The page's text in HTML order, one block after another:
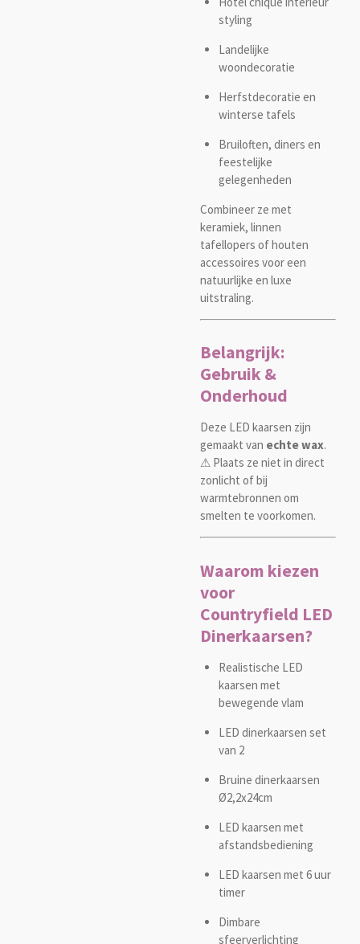
styling
Landelijke
woondecoratie
Herfstdecoratie en
winterse tafels
Bruiloften, diners en
feestelijke
gelegenheden
Combineer ze met
keramiek, linnen
tafellopers of houten
accessoires voor een
natuurlijke en luxe
uitstraling.
Belangrijk:
Gebruik &
Onderhoud
Deze LED kaarsen zijn
gemaakt van echte wax.
⚠ Plaats ze niet in direct
zonlicht of bij
warmtebronnen om
smelten te voorkomen.
Waarom kiezen
voor
Countryfield LED
Dinerkaarsen?
Realistische LED
kaarsen met
bewegende vlam
LED dinerkaarsen set
van 2
Bruine dinerkaarsen
Ø2,2x24cm
LED kaarsen met
afstandsbediening
LED kaarsen met 6 uur
timer
Dimbare
sfeerverlichting